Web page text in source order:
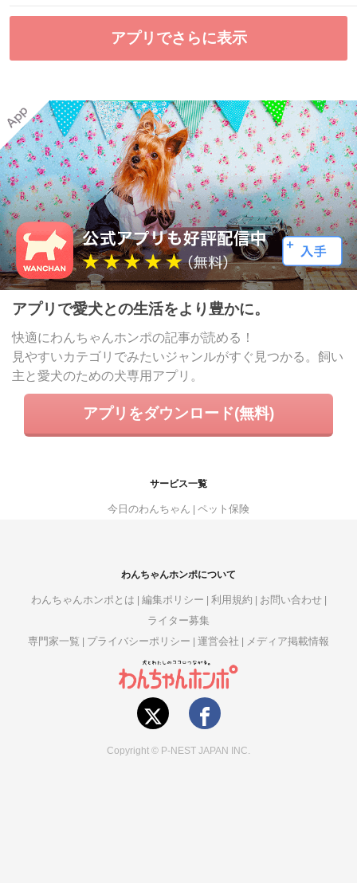
アプリでさらに表示
アプリで愛犬との生活をより豊かに。
快適にわんちゃんホンポの記事が読める！
見やすいカテゴリでみたいジャンルがすぐ見つかる。飼い
主と愛犬のための犬専用アプリ。
アプリをダウンロード(無料)
サービス一覧
今日のわんちゃん ペット保険
わんちゃんホンポについて
わんちゃんホンポとは 編集ポリシー 利用規約
お問い合わせ
ライター募集
専門家一覧
プライバシーポリシー 運営会社 メディア掲載情報
Copyright © P-NEST JAPAN INC.